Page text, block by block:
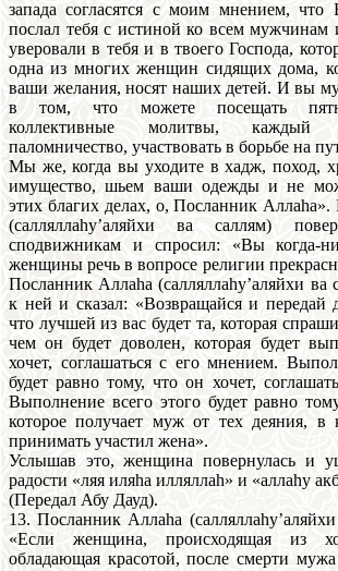
запада согласятся с моим мнением,
послал тебя с истиной ко всем
уверовали в тебя и в твоего Господа,
одна из многих женщин сидящих дома,
ваши желания, носят наших детей. И вы
в том, что можете посещать
коллективные молитвы, каждый
паломничество, участвовать в борьбе на
Мы же, когда вы уходите в хадж, поход,
имущество, шьем ваши одежды и не
этих благих делах, о, Посланник
(салляллаhу’аляйхи ва саллям)
сподвижникам и спросил: «Вы когда-
женщины речь в вопросе религии
Посланник Аллаhа (салляллаhу’аляйхи ва
к ней и сказал: «Возвращайся и
что лучшей из вас будет та, которая
чем он будет доволен, которая будет
хочет, соглашаться с его мнением.
будет равно тому, что он хочет,
Выполнение всего этого будет равно
которое получает муж от тех деяния, в
принимать участил жена».
Услышав это, женщина повернулась и
радости «ляя иляhа илляллаh» и «аллаhу
(Передал Абу Дауд).
13. Посланник Аллаhа
«Если женщина, происходящая из
обладающая красотой, после смерти